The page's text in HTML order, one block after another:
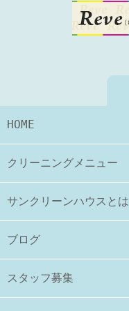
HOME
クリーニングメニュー
サンクリーンハウスとは
ブログ
スタッフ募集